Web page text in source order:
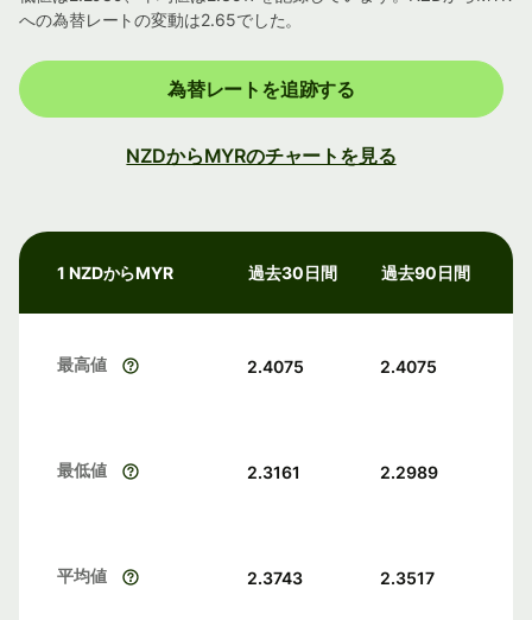
への為替レートの変動は2.65でした。
為替レートを追跡する
NZDからMYRのチャートを見る
1 NZDからMYR 過去30日間 過去90日間
最高値 2.4075 2.4075
最低値 2.3161 2.2989
平均値 2.3743 2.3517